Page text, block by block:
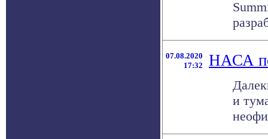
07.08.2020
17:32
НАСА
и